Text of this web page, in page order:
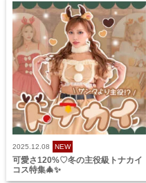
2025.12.08 NEW
可愛さ120%♡冬の主役級トナカイ
コス特集🎄✨